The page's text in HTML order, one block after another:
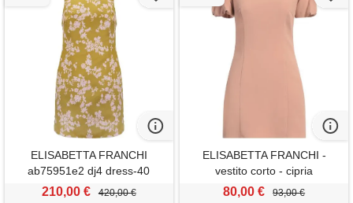
ELISABETTA FRANCHI
ab75951e2 dj4 dress-40
210,00 € 420,00 €
ELISABETTA FRANCHI -
vestito corto - cipria
80,00 € 93,00 €